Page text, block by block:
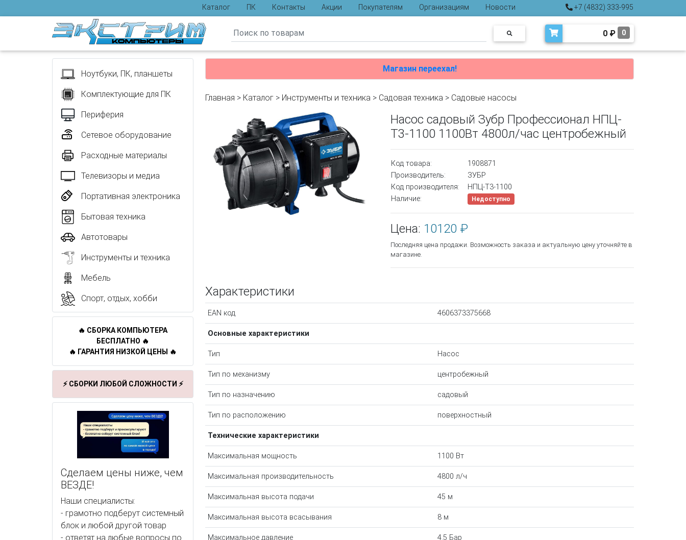
Каталог ПК Контакты Акции Покупателям Организациям
Новости
Отзывы
+7 (4832) 333-995
0 ₽ 0
Ноутбуки, ПК, планшеты
Комплектующие для ПК
Периферия
Сетевое оборудование
Расходные материалы
Телевизоры и медиа
Портативная электроника
Бытовая техника
Автотовары
Инструменты и техника
Мебель
Спорт, отдых, хобби
🔥 СБОРКА КОМПЬЮТЕРА
БЕСПЛАТНО 🔥
🔥 ГАРАНТИЯ НИЗКОЙ ЦЕНЫ 🔥
⚡ СБОРКИ ЛЮБОЙ СЛОЖНОСТИ ⚡
Сделаем цены ниже, чем
ВЕЗДЕ!
Наши специалисты:
- грамотно подберут системный
блок и любой другой товар
- ответят на любые вопросы по
Магазин переехал!
Главная > Каталог > Инструменты и техника > Садовая техника > Садовые насосы
Насос садовый Зубр Профессионал НПЦ-
Т3-1100 1100Вт 4800л/час центробежный
Код товара:
1908871
Производитель:
ЗУБР
Код производителя:
НПЦ-Т3-1100
Наличие:
Недоступно
Цена: 10120 ₽
Последняя цена продажи. Возможность заказа и актуальную цену уточняйте в
магазине.
Характеристики
EAN код 4606373375668
Основные характеристики
Тип Насос
Тип по механизму центробежный
Тип по назначению садовый
Тип по расположению поверхностный
Технические характеристики
Максимальная мощность 1100 Вт
Максимальная производительность 4800 л/ч
Максимальная высота подачи 45 м
Максимальная высота всасывания 8 м
Максимальное давление 4.5 Бар